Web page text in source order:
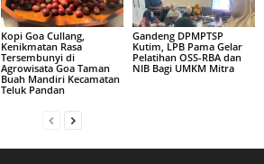
Kopi Goa Cullang,
Kenikmatan Rasa
Tersembunyi di
Agrowisata Goa Taman
Buah Mandiri Kecamatan
Teluk Pandan
Gandeng DPMPTSP
Kutim, LPB Pama Gelar
Pelatihan OSS-RBA dan
NIB Bagi UMKM Mitra